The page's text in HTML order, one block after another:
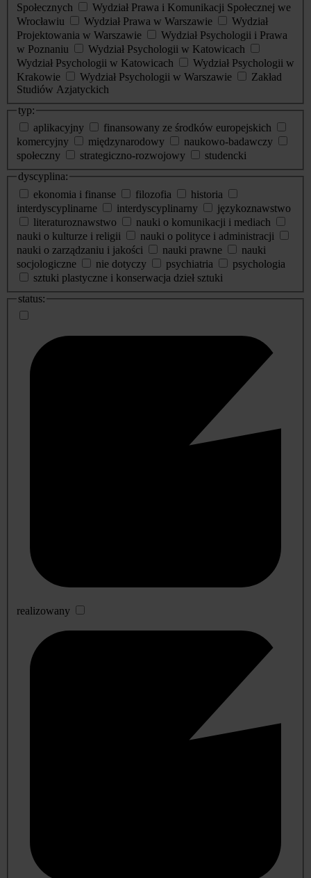
Społecznych
Wydział Prawa i Komunikacji Społecznej we
Wrocławiu
Wydział Prawa w Warszawie
Wydział
Projektowania w Warszawie
Wydział Psychologii i Prawa
w Poznaniu
Wydział Psychologii w Katowicach
Wydział Psychologii w Katowicach
Wydział Psychologii w
Krakowie
Wydział Psychologii w Warszawie
Zakład
Studiów Azjatyckich
typ:
aplikacyjny
finansowany ze środków europejskich
komercyjny
międzynarodowy
naukowo-badawczy
społeczny
strategiczno-rozwojowy
studencki
dyscyplina:
ekonomia i finanse
filozofia
historia
interdyscyplinarne
interdyscyplinarny
językoznawstwo
literaturoznawstwo
nauki o komunikacji i mediach
nauki o kulturze i religii
nauki o polityce i administracji
nauki o zarządzaniu i jakości
nauki prawne
nauki
socjologiczne
nie dotyczy psychiatria
psychologia
sztuki plastyczne i konserwacja dzieł sztuki
status:
realizowany